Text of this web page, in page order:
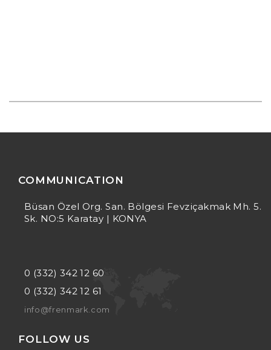
COMMUNICATION
Büsan Özel Org. San. Bölgesi Fevziçakmak Mh. 5.
Sk. NO:5 Karatay | KONYA
0 (332) 342 12 60
0 (332) 342 12 61
info@frenmark.com
FOLLOW US